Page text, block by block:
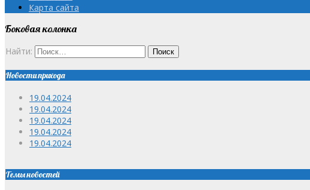
Карта сайта
Боковая колонка
Найти:
Новости прихода
19.04.2024
19.04.2024
19.04.2024
19.04.2024
19.04.2024
Темы новостей